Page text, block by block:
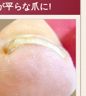
平らな爪に!